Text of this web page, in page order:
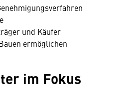
und Käufer
ermöglichen
im Fokus